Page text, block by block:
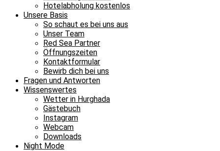
Hotelabholung kostenlos
Unsere Basis
So schaut es bei uns aus
Unser Team
Red Sea Partner
Öffnungszeiten
Kontaktformular
Bewirb dich bei uns
Fragen und Antworten
Wissenswertes
Wetter in Hurghada
Gästebuch
Instagram
Webcam
Downloads
Night Mode